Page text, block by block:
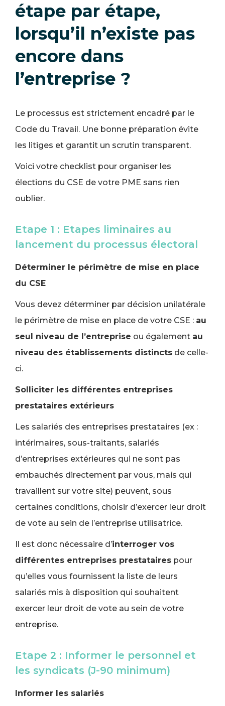
étape par étape,
lorsqu’il n’existe pas
encore dans
l’entreprise ?
Le processus est strictement encadré par le
Code du Travail. Une bonne préparation évite
les litiges et garantit un scrutin transparent.
Voici votre checklist pour organiser les
élections du CSE de votre PME sans rien
oublier.
Etape 1 : Etapes liminaires au
lancement du processus électoral
Déterminer le périmètre de mise en place
du CSE
Vous devez déterminer par décision unilatérale
le périmètre de mise en place de votre CSE : au
seul niveau de l’entreprise ou également au
niveau des établissements distincts de celle-
ci.
Solliciter les différentes entreprises
prestataires extérieurs
Les salariés des entreprises prestataires (ex :
intérimaires, sous-traitants, salariés
d’entreprises extérieures qui ne sont pas
embauchés directement par vous, mais qui
travaillent sur votre site) peuvent, sous
certaines conditions, choisir d’exercer leur droit
de vote au sein de l’entreprise utilisatrice.
Il est donc nécessaire d’interroger vos
différentes entreprises prestataires pour
qu’elles vous fournissent la liste de leurs
salariés mis à disposition qui souhaitent
exercer leur droit de vote au sein de votre
entreprise.
Etape 2 : Informer le personnel et
les syndicats (J-90 minimum)
Informer les salariés